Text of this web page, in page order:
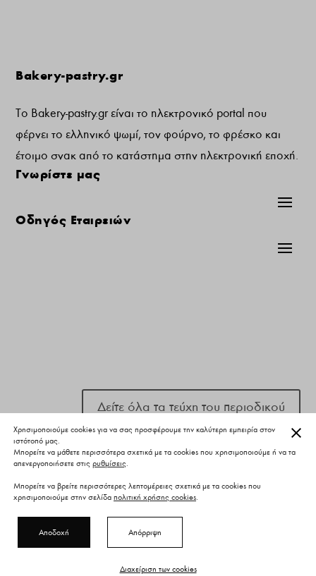
Bakery-pastry.gr
Το Bakery-pastry.gr είναι το ηλεκτρονικό portal που
φέρνει το ελληνικό ψωμί, τον φούρνο, το φρέσκο και
έτοιμο σνακ από το κατάστημα στην ηλεκτρονική εποχή.
Γνωρίστε μας
Οδηγός Εταιρειών
Δείτε όλα τα τεύχη του περιοδικού
www.shape.com.gr
ΠΟΛΙΤΙΚΗ ΑΠΟΡΡΗΤΟΥ & ΟΡΟΙ ΧΡΗΣΗΣ
Χρησιμοποιούμε cookies για να σας προσφέρουμε την καλύτερη εμπειρία στον
ιστότοπό μας.
Μπορείτε να μάθετε περισσότερα σχετικά με τα cookies που χρησιμοποιούμε ή να τα
απενεργοποιήσετε στις ρυθμίσεις.
Μπορείτε να βρείτε περισσότερες λεπτομέρειες σχετικά με τα cookies που
χρησιμοποιούμε στην σελίδα πολιτική χρήσης cookies.
Αποδοχή Απόρριψη
Διαχείριση των cookies